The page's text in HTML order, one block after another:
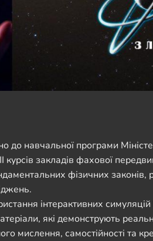
до навчальної програми
курсів закладів фахової
фізичних законів,
інтерактивних
які демонструють
мислення, самостійності та